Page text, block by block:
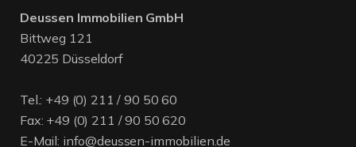
Deussen Immobilien GmbH
Bittweg 121
40225 Düsseldorf
Tel.: +49 (0) 211 / 90 50 60
Fax: +49 (0) 211 / 90 50 620
E-Mail: info@deussen-immobilien.de